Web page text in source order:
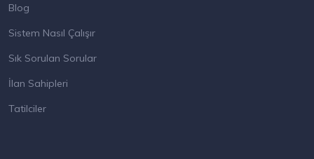
Blog
Sistem Nasıl Çalışır
Sık Sorulan Sorular
İlan Sahipleri
Tatilciler